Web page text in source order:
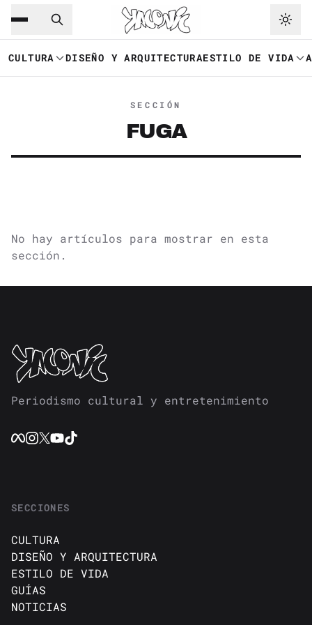
Saltar al contenido principal
CULTURA DISEÑO Y ARQUITECTURAESTILO DE VIDA
SECCIÓN
FUGA
No hay artículos para mostrar en esta
sección.
Periodismo cultural y entretenimiento
SECCIONES
CULTURA
DISEÑO Y ARQUITECTURA
ESTILO DE VIDA
GUÍAS
NOTICIAS